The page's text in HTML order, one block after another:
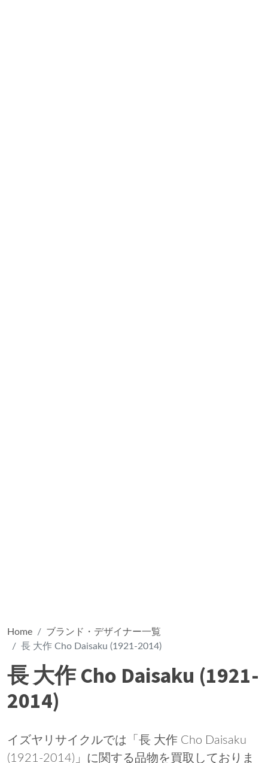
Home
ブランド・デザイナー一覧
長 大作 Cho Daisaku (1921-2014)
長 大作 Cho Daisaku (1921-
2014)
イズヤリサイクルでは「長 大作 Cho Daisaku
(1921-2014)」に関する品物を買取しておりま